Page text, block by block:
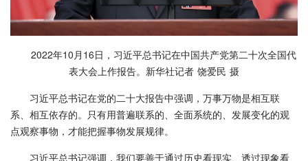
2022年10月16日，习近平总书记在中国共产党第二十次全国代
表大会上作报告。新华社记者 饶爱民 摄
习近平总书记在党的二十大报告中强调，万事万物是相互联
系、相互依存的。只有用普遍联系的、全面系统的、发展变化的观
点观察事物，才能把握事物发展规律。
习近平总书记强调，我们要善于通过历史看现实、透过现象看